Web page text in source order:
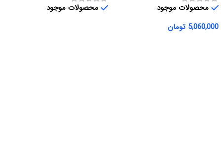
محصولات موجود
5,060,000 تومان
محصولات موجود